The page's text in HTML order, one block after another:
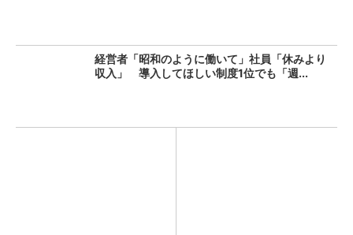
経営者「昭和のように働いて」社員「休みより
収入」 導入してほしい制度1位でも「週...